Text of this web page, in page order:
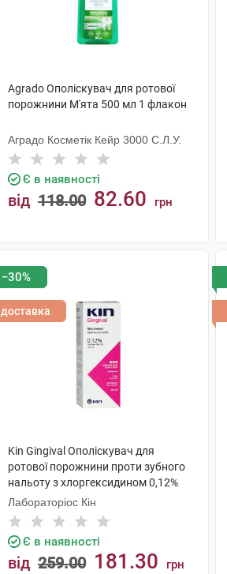
Agrado Ополіскувач для ротової
порожнини М'ята 500 мл 1 флакон
Аградо Косметік Кейр 3000 С.Л.У.
Є в наявності
від 118.00 82.60 грн
−30%
доставка
Kin Gingival Ополіскувач для
ротової порожнини проти зубного
нальоту з хлоргексидином 0,12%
250 мл 1 флакон
Лабораторіос Кін
Є в наявності
від 259.00 181.30 грн